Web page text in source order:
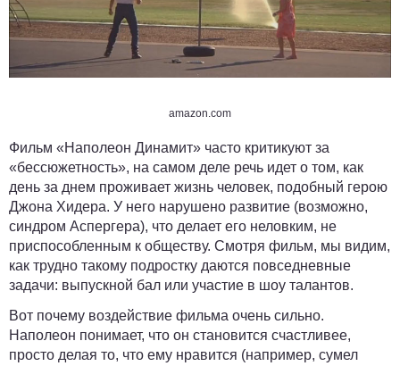
amazon.com
Фильм «Наполеон Динамит» часто критикуют за
«бессюжетность», на самом деле речь идет о том, как
день за днем проживает жизнь человек, подобный герою
Джона Хидера. У него нарушено развитие (возможно,
синдром Аспергера), что делает его неловким, не
приспособленным к обществу. Смотря фильм, мы видим,
как трудно такому подростку даются повседневные
задачи: выпускной бал или участие в шоу талантов.
Вот почему воздействие фильма очень сильно.
Наполеон понимает, что он становится счастливее,
просто делая то, что ему нравится (например, сумел